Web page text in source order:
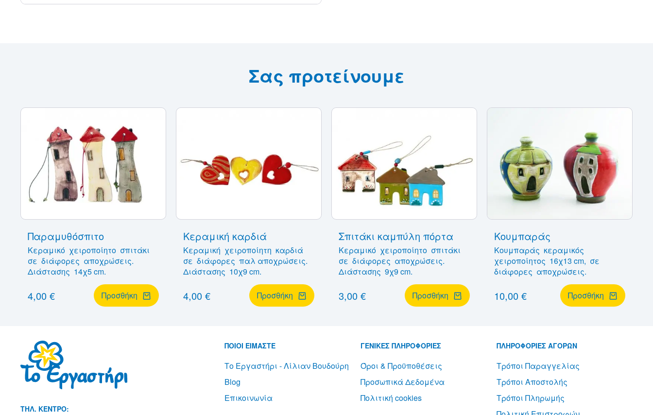
Σας προτείνουμε
Παραμυθόσπιτο
Κεραμικό χειροποίητο σπιτάκι
σε διάφορες αποχρώσεις.
Διάστασης 14χ5 cm.
4,00 € Προσθήκη
Κεραμική καρδιά
Κεραμική χειροποίητη καρδιά
σε διάφορες παλ αποχρώσεις.
Διάστασης 10χ9 cm.
4,00 € Προσθήκη
Σπιτάκι καμπύλη πόρτα
Κεραμικό χειροποίητο σπιτάκι
σε διάφορες αποχρώσεις.
Διάστασης 9χ9 cm.
3,00 € Προσθήκη
Κουμπαράς
Κουμπαράς κεραμικός
χειροποίητος 16χ13 cm, σε
διάφορες αποχρώσεις.
10,00 € Προσθήκη
THΛ. ΚΕΝΤΡΟ:
ΠΟΙΟΙ ΕΙΜΑΣΤΕ
Το Εργαστήρι - Λίλιαν Βουδούρη
Blog
Επικοινωνία
ΓΕΝΙΚΕΣ ΠΛΗΡΟΦΟΡΙΕΣ
Όροι & Προϋποθέσεις
Προσωπικά Δεδομένα
Πολιτική cookies
ΠΛΗΡΟΦΟΡΙΕΣ ΑΓΟΡΩΝ
Τρόποι Παραγγελίας
Τρόποι Αποστολής
Τρόποι Πληρωμής